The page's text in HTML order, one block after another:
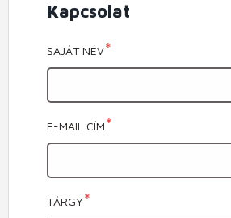
Kapcsolat
SAJÁT NÉV
E-MAIL CÍM
TÁRGY